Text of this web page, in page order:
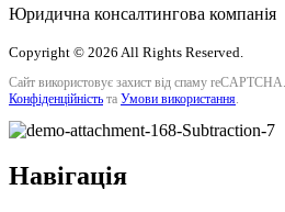
Юридична консалтингова компанія
Copyright © 2026 All Rights Reserved.
Сайт використовує захист від спаму reCAPTCHA.
Конфіденційність та Умови використання
Навігація